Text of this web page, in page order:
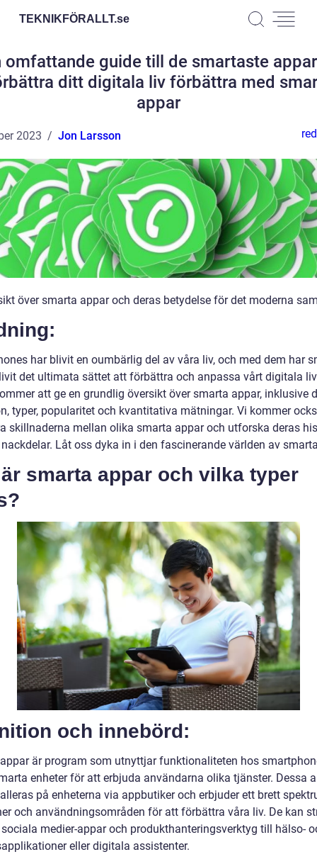
TEKNIKFÖRALLT.se
omfattande guide till de smartaste
ditt digitala liv förbättra med
appar
2023 Jon Larsson
över smarta appar och deras betydelse för det moderna
har blivit en oumbärlig del av våra liv, och med dem har
det ultimata sättet att förbättra och anpassa vårt digitala
att ge en grundlig översikt över smarta appar, inklusive
typer, popularitet och kvantitativa mätningar. Vi kommer
skillnaderna mellan olika smarta appar och utforska deras
Låt oss dyka in i den fascinerande världen av
smarta appar och vilka typer
och innebörd:
är program som utnyttjar funktionaliteten hos
enheter för att erbjuda användarna olika tjänster. Dessa
på enheterna via appbutiker och erbjuder ett brett
och användningsområden för att förbättra våra liv. De kan
medier-appar och produkthanteringsverktyg till hälso-
eller digitala assistenter.